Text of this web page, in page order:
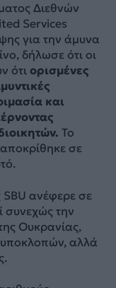
Διεθνών
Services
για την άμυνα
δήλωσε ότι οι
ότι ορισμένες
και
Το
σε
ανέφερε σε
συνεχώς την
Ουκρανίας,
αλλά